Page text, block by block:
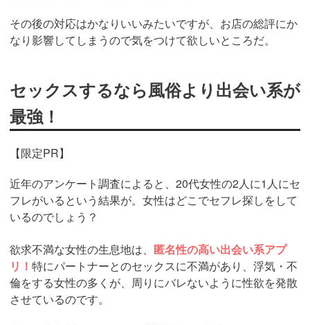
その後の対応はかなりいいみたいですが、お店の総評にか
なり影響してしまうので気をつけて欲しいところだ。
セックスするなら風俗より出会い系が
最強！
【限定PR】
近年のアンケート調査によると、20代女性の2人に1人にセ
フレがいるという結果が。女性はどこでセフレ探しをして
いるのでしょう？
欲求不満な女性の生息地は、 匿名性の高い出会い系アプ
リ！ 特にパートナーとのセックスに不満があり、浮気・不
倫をする女性の多くが、周りにバレないように性欲を発散
させているのです。